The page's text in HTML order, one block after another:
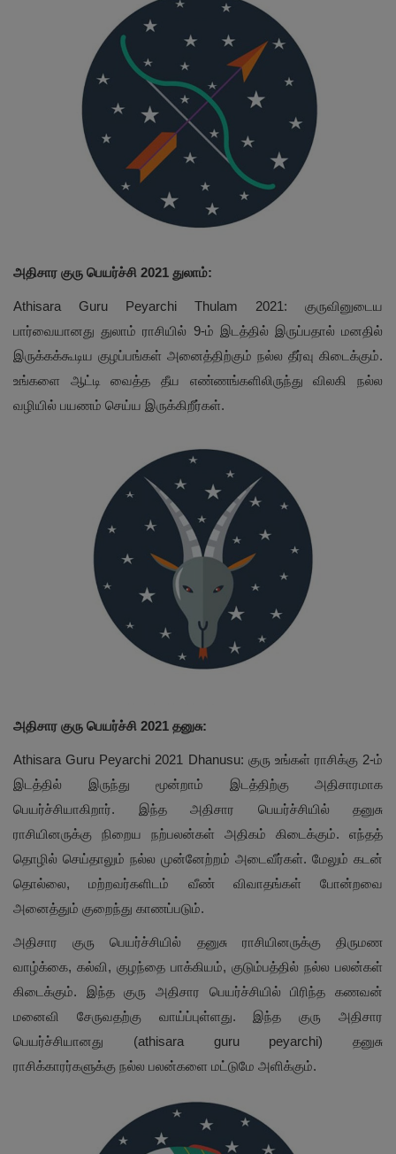
அதிசார குரு பெயர்ச்சி 2021 துலாம்:
Athisara Guru Peyarchi Thulam 2021: குருவினுடைய
பார்வையானது துலாம் ராசியில் 9-ம் இடத்தில் இருப்பதால் மனதில்
இருக்கக்கூடிய குழப்பங்கள் அனைத்திற்கும் நல்ல தீர்வு கிடைக்கும்.
உங்களை ஆட்டி வைத்த தீய எண்ணங்களிலிருந்து விலகி நல்ல
வழியில் பயணம் செய்ய இருக்கிறீர்கள்.
அதிசார குரு பெயர்ச்சி 2021 தனுசு:
Athisara Guru Peyarchi 2021 Dhanusu: குரு உங்கள் ராசிக்கு 2-ம்
இடத்தில் இருந்து மூன்றாம் இடத்திற்கு அதிசாரமாக
பெயர்ச்சியாகிறார். இந்த அதிசார பெயர்ச்சியில் தனுசு
ராசியினருக்கு நிறைய நற்பலன்கள் அதிகம் கிடைக்கும். எந்தத்
தொழில் செய்தாலும் நல்ல முன்னேற்றம் அடைவீர்கள். மேலும் கடன்
தொல்லை, மற்றவர்களிடம் வீண் விவாதங்கள் போன்றவை
அனைத்தும் குறைந்து காணப்படும்.
அதிசார குரு பெயர்ச்சியில் தனுசு ராசியினருக்கு திருமண
வாழ்க்கை, கல்வி, குழந்தை பாக்கியம், குடும்பத்தில் நல்ல பலன்கள்
கிடைக்கும். இந்த குரு அதிசார பெயர்ச்சியில் பிரிந்த கணவன்
மனைவி சேருவதற்கு வாய்ப்புள்ளது. இந்த குரு அதிசார
பெயர்ச்சியானது (athisara guru peyarchi) தனுசு
ராசிக்காரர்களுக்கு நல்ல பலன்களை மட்டுமே அளிக்கும்.